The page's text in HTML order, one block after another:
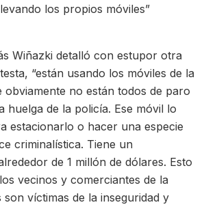
los propios móviles”
Wiñazki detalló con estupor otra
“están usando los móviles de la
no están todos de paro
huelga de la policía. Ese móvil lo
estacionarlo o hacer una especie
criminalística. Tiene un
de 1 millón de dólares. Esto
vecinos y comerciantes de la
son víctimas de la inseguridad y